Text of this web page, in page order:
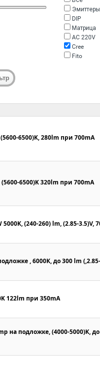
Эмиттеры
DIP
Матрица
AC 220V
Cree
Fito
6500)K, 280lm при 700mA
6500)K 320lm при 700mA
5000K, (240-260) lm, (2.85-3.5)V,
, 6000K, до 300 lm
122lm при 350mA
на подложке, (4000-5000)K,